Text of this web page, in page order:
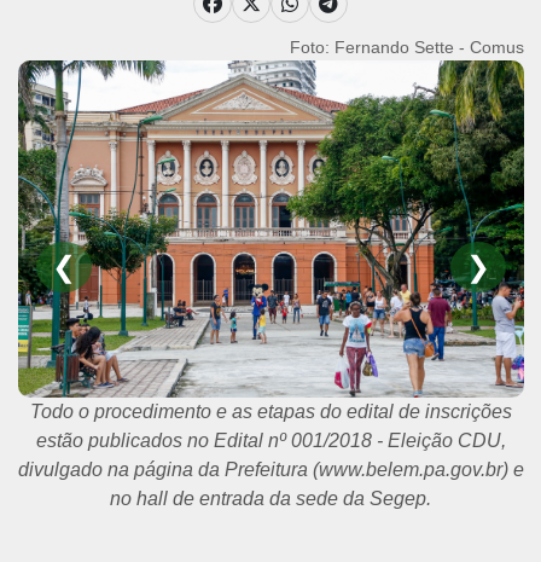
Foto: Fernando Sette - Comus
❮ ❯
Todo o procedimento e as etapas do edital de inscrições
estão publicados no Edital nº 001/2018 - Eleição CDU,
divulgado na página da Prefeitura (www.belem.pa.gov.br) e
no hall de entrada da sede da Segep.